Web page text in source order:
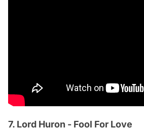
7. Lord Huron - Fool For Love